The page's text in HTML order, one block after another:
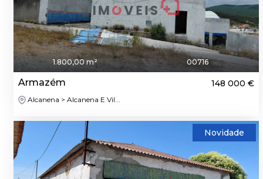
1.800,00 m² 00716
Armazém 148 000 €
Alcanena > Alcanena E Vil...
Novidade